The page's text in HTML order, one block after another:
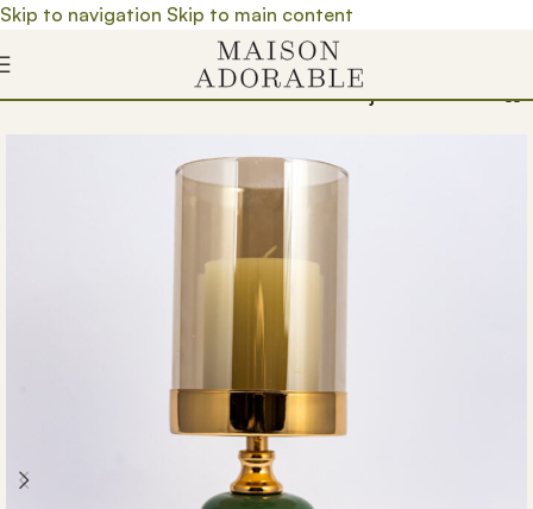
Skip to navigation Skip to main content
/ Kućni dekor/ Dekorativni artikli/ Svećnjaci i sveće